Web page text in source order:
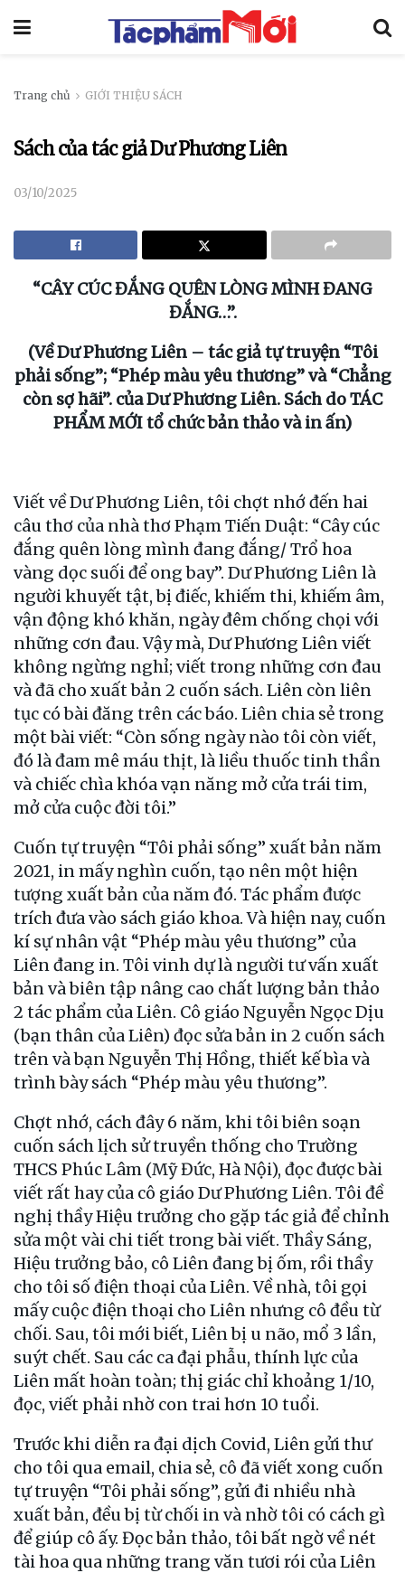
Trang chủ GIỚI THIỆU SÁCH
Sách của tác giả Dư Phương Liên
03/10/2025
“CÂY CÚC ĐẮNG QUÊN LÒNG MÌNH ĐANG
ĐẮNG…”.
(Về Dư Phương Liên – tác giả tự truyện “Tôi
phải sống”; “Phép màu yêu thương” và “Chẳng
còn sợ hãi”. của Dư Phương Liên. Sách do TÁC
PHẨM MỚI tổ chức bản thảo và in ấn)
Viết về Dư Phương Liên, tôi chợt nhớ đến hai
câu thơ của nhà thơ Phạm Tiến Duật: “Cây cúc
đắng quên lòng mình đang đắng/ Trổ hoa
vàng dọc suối để ong bay”. Dư Phương Liên là
người khuyết tật, bị điếc, khiếm thi, khiếm âm,
vận động khó khăn, ngày đêm chống chọi với
những cơn đau. Vậy mà, Dư Phương Liên viết
không ngừng nghỉ; viết trong những cơn đau
và đã cho xuất bản 2 cuốn sách. Liên còn liên
tục có bài đăng trên các báo. Liên chia sẻ trong
một bài viết: “Còn sống ngày nào tôi còn viết,
đó là đam mê máu thịt, là liều thuốc tinh thần
và chiếc chìa khóa vạn năng mở cửa trái tim,
mở cửa cuộc đời tôi.”
Cuốn tự truyện “Tôi phải sống” xuất bản năm
2021, in mấy nghìn cuốn, tạo nên một hiện
tượng xuất bản của năm đó. Tác phẩm được
trích đưa vào sách giáo khoa. Và hiện nay, cuốn
kí sự nhân vật “Phép màu yêu thương” của
Liên đang in. Tôi vinh dự là người tư vấn xuất
bản và biên tập nâng cao chất lượng bản thảo
2 tác phẩm của Liên. Cô giáo Nguyễn Ngọc Dịu
(bạn thân của Liên) đọc sửa bản in 2 cuốn sách
trên và bạn Nguyễn Thị Hồng, thiết kế bìa và
trình bày sách “Phép màu yêu thương”.
Chợt nhớ, cách đây 6 năm, khi tôi biên soạn
cuốn sách lịch sử truyền thống cho Trường
THCS Phúc Lâm (Mỹ Đức, Hà Nội), đọc được bài
viết rất hay của cô giáo Dư Phương Liên. Tôi đề
nghị thầy Hiệu trưởng cho gặp tác giả để chỉnh
sửa một vài chi tiết trong bài viết. Thầy Sáng,
Hiệu trưởng bảo, cô Liên đang bị ốm, rồi thầy
cho tôi số điện thoại của Liên. Về nhà, tôi gọi
mấy cuộc điện thoại cho Liên nhưng cô đều từ
chối. Sau, tôi mới biết, Liên bị u não, mổ 3 lần,
suýt chết. Sau các ca đại phẫu, thính lực của
Liên mất hoàn toàn; thị giác chỉ khoảng 1/10,
đọc, viết phải nhờ con trai hơn 10 tuổi.
Trước khi diễn ra đại dịch Covid, Liên gửi thư
cho tôi qua email, chia sẻ, cô đã viết xong cuốn
tự truyện “Tôi phải sống”, gửi đi nhiều nhà
xuất bản, đều bị từ chối in và nhờ tôi có cách gì
để giúp cô ấy. Đọc bản thảo, tôi bất ngờ về nét
tài hoa qua những trang văn tươi rói của Liên